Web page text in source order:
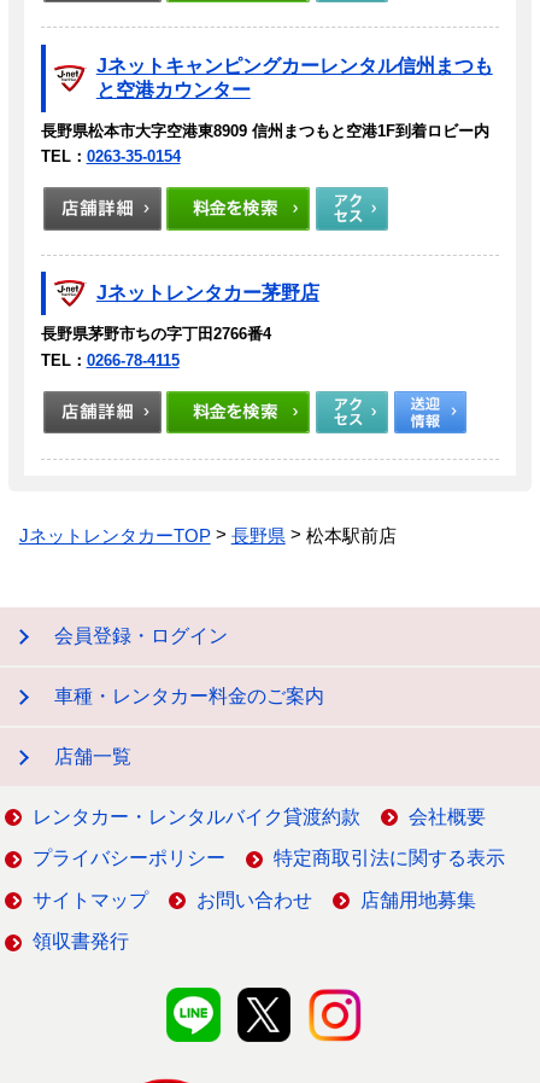
Jネットキャンピングカーレンタル信州まつも
と空港カウンター
長野県松本市大字空港東8909 信州まつもと空港1F到着ロビー内
TEL： 0263-35-0154
Jネットレンタカー茅野店
長野県茅野市ちの字丁田2766番4
TEL： 0266-78-4115
JネットレンタカーTOP 長野県 松本駅前店
会員登録・ログイン
車種・レンタカー料金のご案内
店舗一覧
レンタカー・レンタルバイク貸渡約款 会社概要
プライバシーポリシー 特定商取引法に関する表示
サイトマップ お問い合わせ 店舗用地募集
領収書発行